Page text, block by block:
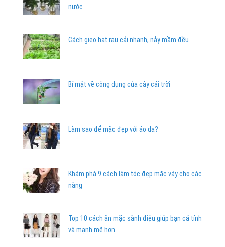
nước
Cách gieo hạt rau cải nhanh, nảy mầm đều
Bí mật về công dụng của cây cải trời
Làm sao để mặc đẹp với áo da?
Khám phá 9 cách làm tóc đẹp mặc váy cho các
nàng
Top 10 cách ăn mặc sành điệu giúp bạn cá tính
và mạnh mẽ hơn